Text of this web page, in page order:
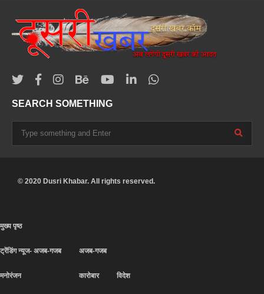
SEARCH SOMETHING
© 2020 Dusri Khabar. All rights reserved.
मुख्य पृष्ठ
ट्रेंडिंग न्यूज- अजब-गजब
मनोरंजन
अजब-गजब
कारोबार विदेश